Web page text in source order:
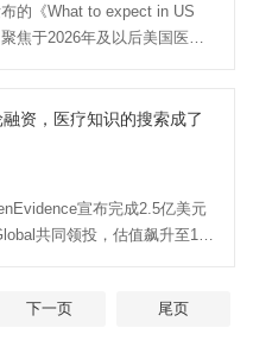
的《What to expect in US
焦于2026年及以后美国医疗
资，医疗知识的搜索成了
宣布完成2.5亿美元
共同领投，估值飙升至120
下一页 尾页